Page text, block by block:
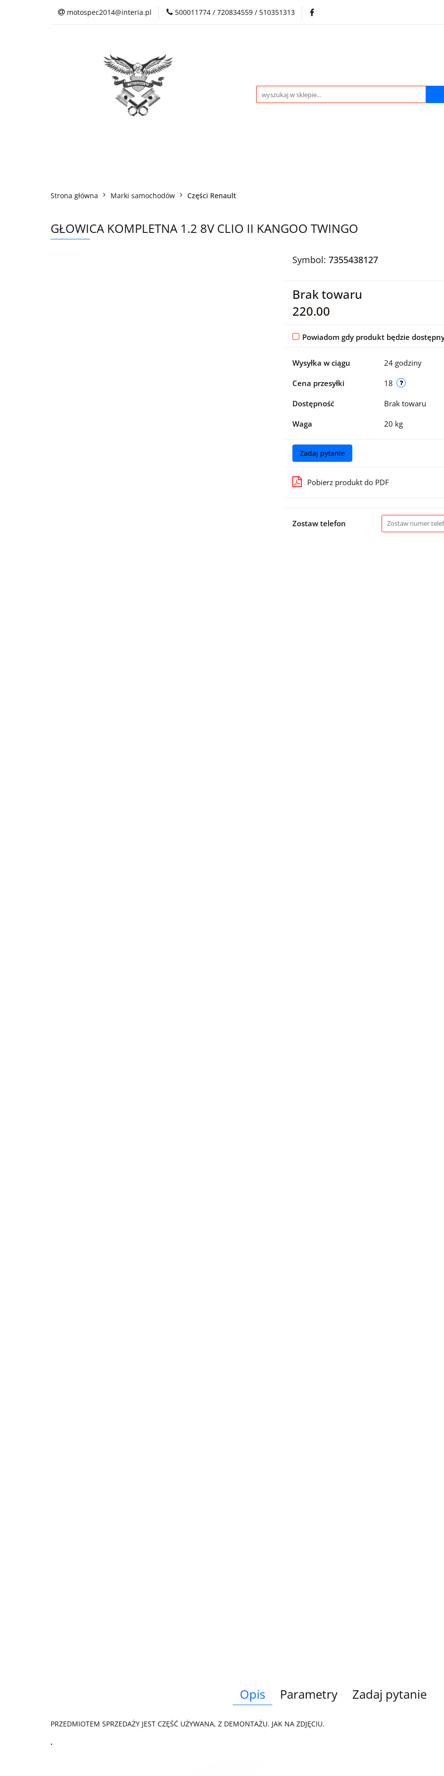
motospec2014@interia.pl 500011774 / 720834559 / 510351313
Sklep Auto Części Regulamin sklepu
Kontakt
Strona główna Marki samochodów Części Renault
GŁOWICA KOMPLETNA 1.2 8V CLIO II KANGOO TWINGO
Symbol: 7355438127
Brak towaru
220.00
Powiadom gdy produkt będzie
Wysyłka w ciągu 24 godziny
Cena przesyłki 18
Dostępność Brak towaru
Waga 20 kg
Zadaj pytanie
Pobierz produkt do PDF
Zostaw telefon
Opis Parametry Zadaj pytanie
PRZEDMIOTEM SPRZEDAŻY JEST CZĘŚĆ UŻYWANA, Z DEMONTAŻU. JAK NA ZDJĘCIU.
.